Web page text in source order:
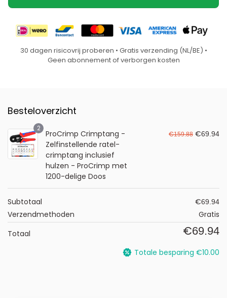
30 dagen risicovrij proberen • Gratis verzending (NL/BE) •
Geen abonnement of verborgen kosten
Besteloverzicht
2
ProCrimp Crimptang -
Zelfinstellende ratel-
crimptang inclusief
hulzen - ProCrimp met
1200-delige Doos
€159.88 €69.94
Subtotaal €69.94
Verzendmethoden
Gratis
Totaal
€69.94
Totale besparing €10.00